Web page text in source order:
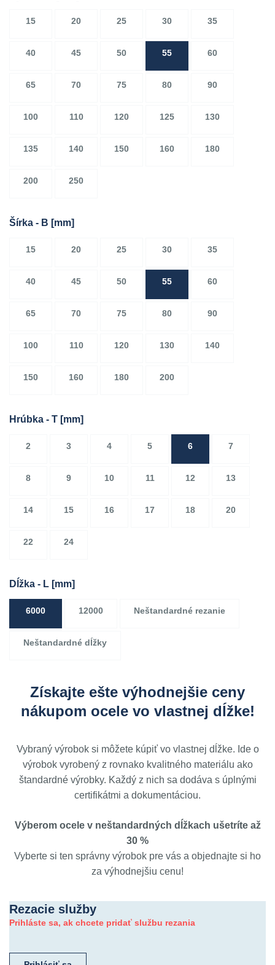
15 20 25 30 35
40 45 50 55 60
65 70 75 80 90
100 110 120 125 130
135 140 150 160 180
200 250
Šírka - B [mm]
15 20 25 30 35
40 45 50 55 60
65 70 75 80 90
100 110 120 130 140
150 160 180 200
Hrúbka - T [mm]
2 3 4 5 6 7
8 9 10 11 12 13
14 15 16 17 18 20
22 24
Dĺžka - L [mm]
6000 12000 Neštandardné rezanie
Neštandardné dĺžky
Získajte ešte výhodnejšie ceny
nákupom ocele vo vlastnej dĺžke!
Vybraný výrobok si môžete kúpiť vo vlastnej dĺžke. Ide o
výrobok vyrobený z rovnako kvalitného materiálu ako
štandardné výrobky. Každý z nich sa dodáva s úplnými
certifikátmi a dokumentáciou.
Výberom ocele v neštandardných dĺžkach ušetríte až
30 %
Vyberte si ten správny výrobok pre vás a objednajte si ho
za výhodnejšiu cenu!
Rezacie služby
Prihláste sa, ak chcete pridať službu rezania